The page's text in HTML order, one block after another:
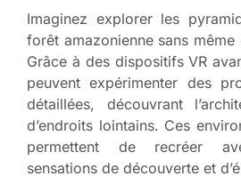
Imaginez explorer les
forêt amazonienne sans
Grâce à des dispositifs VR
peuvent expérimenter des
détaillées, découvrant
d’endroits lointains. Ces
permettent de recréer
sensations de découverte et